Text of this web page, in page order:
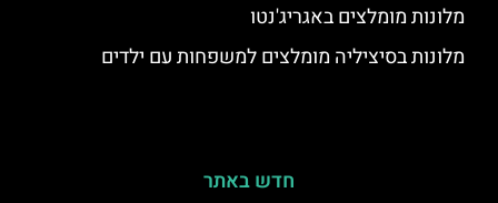
מלונות מומלצים באגריג'נטו
מלונות בסיציליה מומלצים למשפחות עם ילדים
חדש באתר